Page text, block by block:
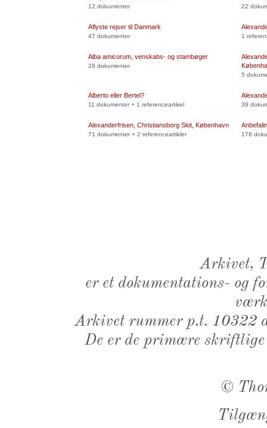
12 dokumenter 22
Aflyste rejser til Danmark
47 dokumenter 1
Alba amicorum, venskabs- og stambøger
28 dokumenter
5
Alberto eller Bertel?
11 dokumenter + 1 referenceartikel 39
Alexanderfrisen, Christiansborg Slot, København
71 dokumenter + 2 referenceartikler 178
Arkivet,
er et dokumentations- og
Arkivet rummer p.t. 10322
De er de primære
©